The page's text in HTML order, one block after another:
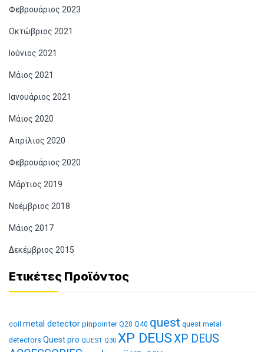
Φεβρουάριος 2023
Οκτώβριος 2021
Ιούνιος 2021
Μάιος 2021
Ιανουάριος 2021
Μάιος 2020
Απρίλιος 2020
Φεβρουάριος 2020
Μάρτιος 2019
Νοέμβριος 2018
Μάιος 2017
Δεκέμβριος 2015
Ετικέτες Προϊόντος
coil metal detector pinpointer Q20 Q40 quest quest metal
detectors Quest pro QUEST Q30 XP DEUSXP DEUS